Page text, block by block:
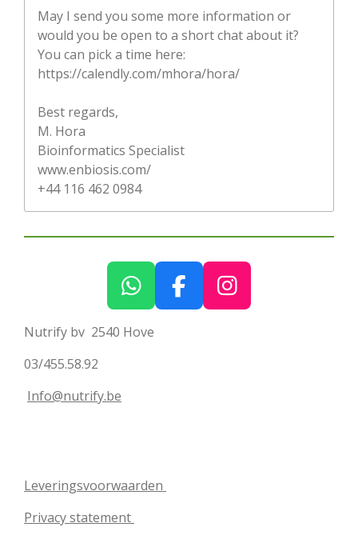
May I send you some more information or
would you be open to a short chat about it?
You can pick a time here:
https://calendly.com/mhora/hora/
Best regards,
M. Hora
Bioinformatics Specialist
www.enbiosis.com/
+44 116 462 0984
W
h
a
F
a
I
n
Nutrify bv 2540 Hove
03/455.58.92
Info@nutrify.be
Leveringsvoorwaarden
Privacy statement